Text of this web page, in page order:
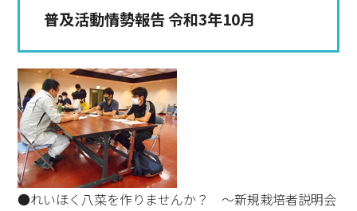
普及活動情勢報告 令和3年10月
●れいほく八菜を作りませんか？ ～新規栽培者説明会